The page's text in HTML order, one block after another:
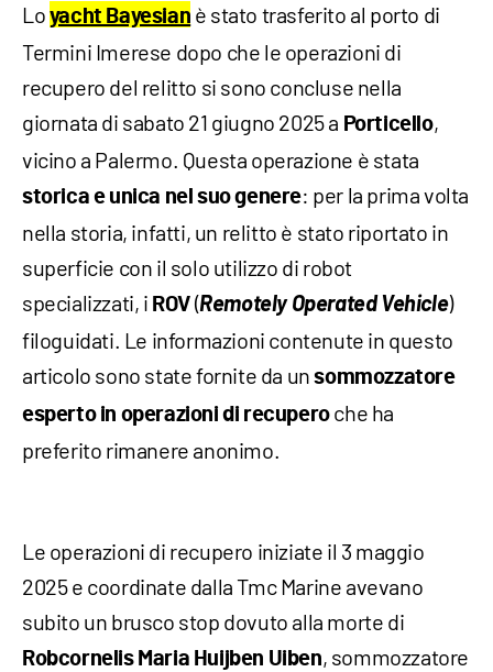
Lo yacht Bayesian è stato trasferito al porto di
Termini Imerese dopo che le operazioni di
recupero del relitto si sono concluse nella
giornata di sabato 21 giugno 2025 a Porticello,
vicino a Palermo. Questa operazione è stata
storica e unica nel suo genere: per la prima volta
nella storia, infatti, un relitto è stato riportato in
superficie con il solo utilizzo di robot
specializzati, i ROV (Remotely Operated Vehicle)
filoguidati. Le informazioni contenute in questo
articolo sono state fornite da unsommozzatore
esperto in operazioni di recuperoche ha
preferito rimanere anonimo.
Le operazioni di recupero iniziate il 3 maggio
2025 e coordinate dalla Tmc Marine avevano
subito un brusco stop dovuto alla morte di
Robcornelis Maria Huijben Uiben, sommozzatore